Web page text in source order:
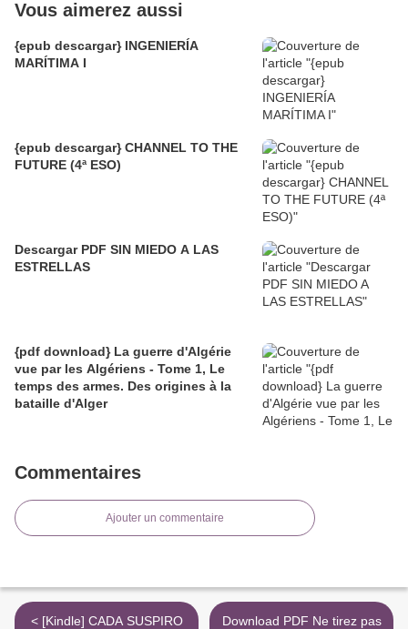
Vous aimerez aussi
{epub descargar} INGENIERÍA
MARÍTIMA I
{epub descargar} CHANNEL TO THE
FUTURE (4ª ESO)
Descargar PDF SIN MIEDO A LAS
ESTRELLAS
{pdf download} La guerre d'Algérie
vue par les Algériens - Tome 1, Le
temps des armes. Des origines à la
bataille d'Alger
Commentaires
Ajouter un commentaire
< [Kindle] CADA SUSPIRO
Download PDF Ne tirez pas